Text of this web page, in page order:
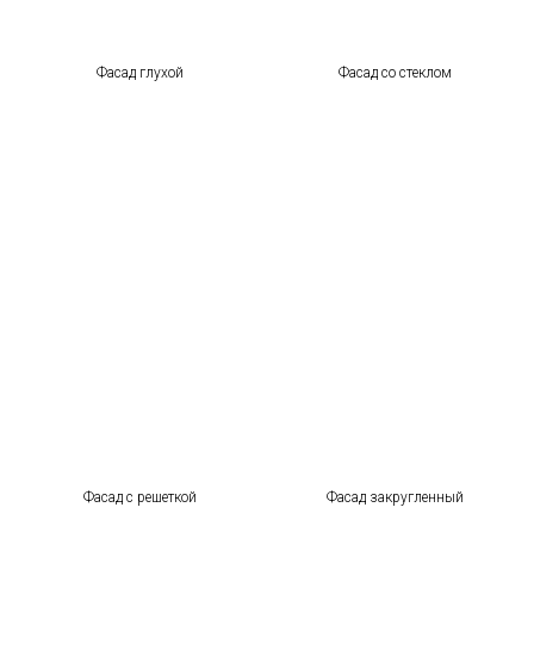
Фасад глухой Фасад со стеклом
Фасад с решеткой Фасад закругленный